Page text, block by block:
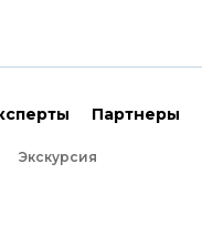
Партнеры
Экскурсия